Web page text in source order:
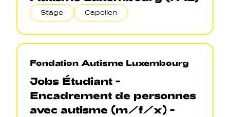
Stage Capellen
Fondation Autisme Luxembourg
Jobs Étudiant -
Encadrement de personnes
avec autisme (m/f/x) -